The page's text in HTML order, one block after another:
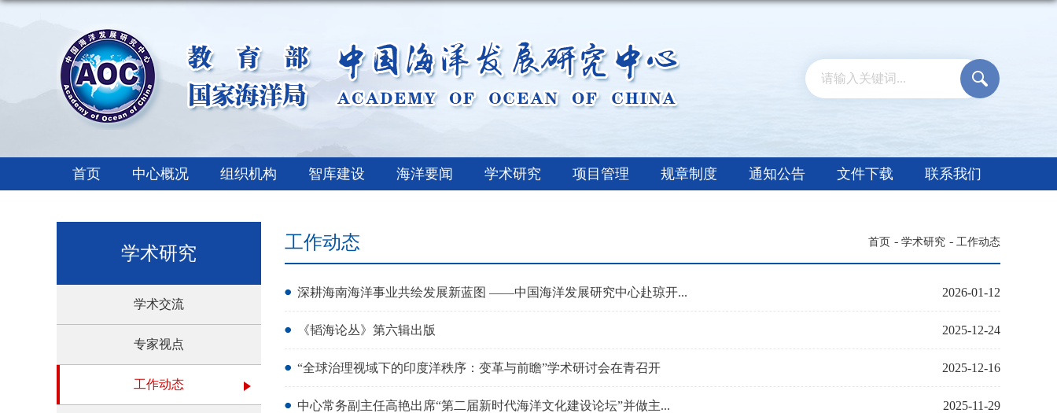
首页 中心概况 组织机构 智库建设 海洋要闻 学术研究 项目管理 规章制度 通知公告 文件下载 联系我们
学术研究
学术交流
专家视点
工作动态
首页 学术研究 工作动态
工作动态
深耕海南海洋事业共绘发展新蓝图 ——中国海洋发展研究中心赴琼开... 2026-01-12
《韬海论丛》第六辑出版 2025-12-24
“全球治理视域下的印度洋秩序：变革与前瞻”学术研讨会在青召开 2025-12-16
中心常务副主任高艳出席“第二届新时代海洋文化建设论坛”并做主... 2025-11-29